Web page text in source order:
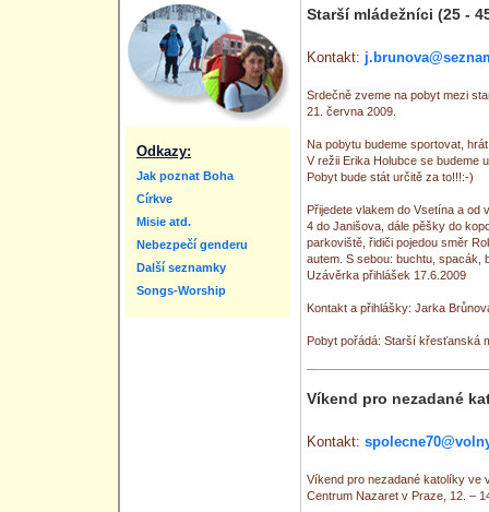
Odkazy:
Jak poznat Boha
Církve
Misie atd.
Nebezpečí genderu
Další seznamky
Songs-Worship
Starší mládežníci (25 -
Kontakt:
Srdečně zveme na pobyt mezi
21. června 2009.
Na pobytu budeme sportovat,
V režii Erika Holubce se budeme
Pobyt bude stát určitě za to!!!:-)
Přijedete vlakem do Vsetína a od
4 do Janišova, dále pěšky do
parkoviště, řidiči pojedou směr
autem. S sebou: buchtu, spacák,
Uzávěrka přihlášek 17.6.2009
Kontakt a přihlášky: Jarka
Pobyt pořádá: Starší křesťanská
Víkend pro nezadané
Kontakt:
Víkend pro nezadané katolíky ve
Centrum Nazaret v Praze, 12. –